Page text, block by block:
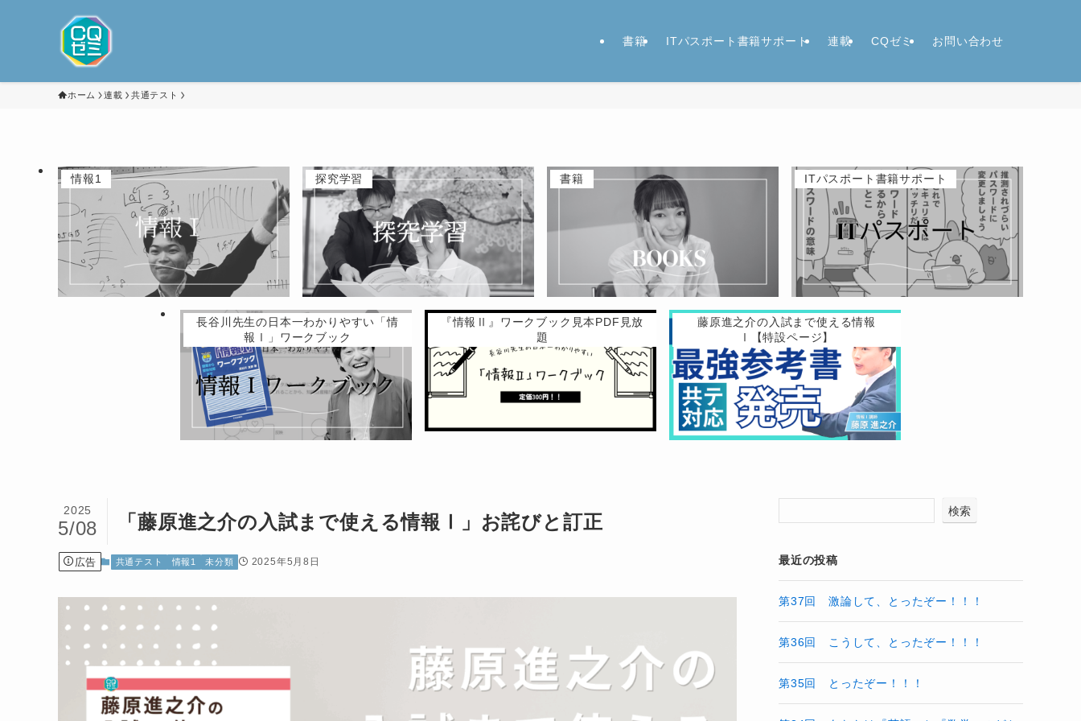
書籍 ITパスポート書籍サポート 連載 CQゼミ お問い合わせ
ホーム 連載 共通テスト
情報1 探究学習 書籍 ITパスポート書籍サポート
長谷川先生の日本一わかりやすい「情
報Ⅰ」ワークブック
『情報Ⅱ』ワークブック見本PDF見放
題
藤原進之介の入試まで使える情報
Ⅰ【特設ページ】
「藤原進之介の入試まで使える情報Ⅰ」お詫びと訂正
2025
5/08
広告 共通テスト 情報1 未分類 2025年5月8日
検索
最近の投稿
第37回 激論して、とったぞー！！！
第36回 こうして、とったぞー！！！
第35回 とったぞー！！！